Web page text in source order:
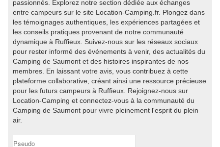
passionnés. Explorez notre section dédiée aux échanges
entre campeurs sur le site Location-Camping.fr. Plongez dans
les témoignages authentiques, les expériences partagées et
les conseils pratiques provenant de notre communauté
dynamique à Ruffieux. Suivez-nous sur les réseaux sociaux
pour rester informé des événements à venir, des actualités du
Camping de Saumont et des histoires inspirantes de nos
membres. En laissant votre avis, vous contribuez à cette
plateforme collaborative, créant ainsi une ressource précieuse
pour les futurs campeurs à Ruffieux. Rejoignez-nous sur
Location-Camping et connectez-vous à la communauté du
Camping de Saumont pour vivre pleinement l'esprit du plein
air.